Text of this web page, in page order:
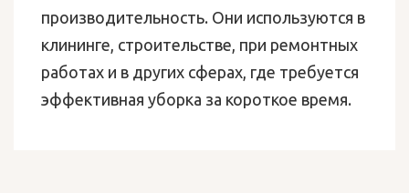
производительность. Они используются в
клининге, строительстве, при ремонтных
работах и в других сферах, где требуется
эффективная уборка за короткое время.